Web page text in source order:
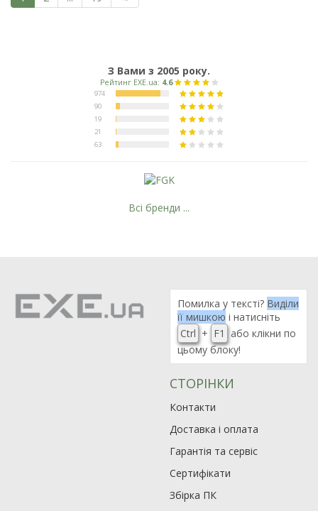
З Вами з 2005 року.
Всі бренди ...
Помилка у тексті? Виділи
її мишкою і натисніть
Ctrl + F1
або клікни по
цьому блоку!
СТОРІНКИ
Контакти
Доставка і оплата
Гарантія та сервіс
Сертифікати
Збірка ПК